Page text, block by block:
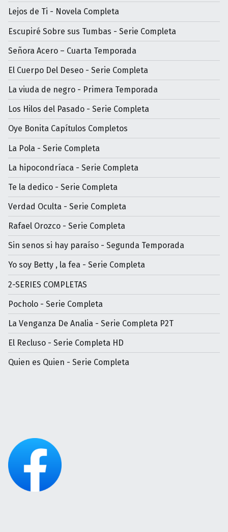
Lejos de Ti - Novela Completa
Escupiré Sobre sus Tumbas - Serie Completa
Señora Acero – Cuarta Temporada
El Cuerpo Del Deseo - Serie Completa
La viuda de negro - Primera Temporada
Los Hilos del Pasado - Serie Completa
Oye Bonita Capítulos Completos
La Pola - Serie Completa
La hipocondríaca - Serie Completa
Te la dedico - Serie Completa
Verdad Oculta - Serie Completa
Rafael Orozco - Serie Completa
Sin senos si hay paraíso - Segunda Temporada
Yo soy Betty , la fea - Serie Completa
2-SERIES COMPLETAS
Pocholo - Serie Completa
La Venganza De Analia - Serie Completa P2T
El Recluso - Serie Completa HD
Quien es Quien - Serie Completa